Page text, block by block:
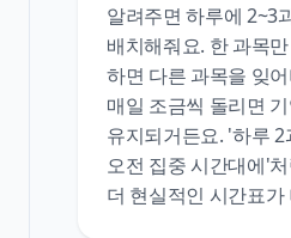
알려주면 하루에 2~3
배치해줘요. 한 과목
하면 다른 과목을 잊
매일 조금씩 돌리면
유지되거든요. '하루
오전 집중 시간대에'
더 현실적인 시간표가